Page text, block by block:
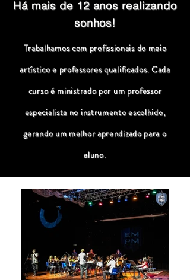
Há mais de 12 anos realizando
sonhos!
Trabalhamos com profissionais do meio
artístico e professores qualificados. Cada
curso é ministrado por um professor
especialista no instrumento escolhido,
gerando um melhor aprendizado para o
aluno.